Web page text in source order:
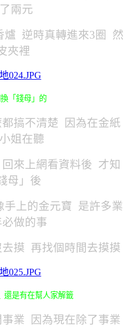
兩元
爐 逆時真轉進來3圈 然
夾裡
「錢母」的
搞不清楚 因為在金紙
姐在聽
來上網看資料後 才知
母」後
手上的金元寶 是許多業
做的事
摸 再找個時間去摸摸
還是有在幫人家解籤
業 因為現在除了事業